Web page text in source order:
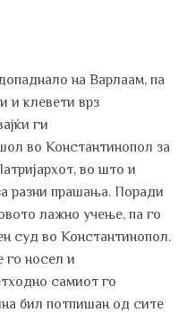
на Варлаам, па
и клевети врз
ги
во Константинопол за
во што и
разни прашања. Поради
лажно учење, па го
суд во Константинопол.
го носел и
самиот го
бил потпишан од сите